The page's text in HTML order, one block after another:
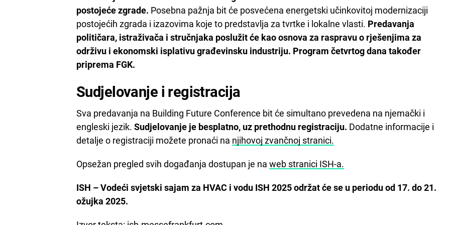
postojeće zgrade. Posebna pažnja bit će posvećena energetski učinkovitoj modernizaciji
postojećih zgrada i izazovima koje to predstavlja za tvrtke i lokalne vlasti. Predavanja
političara, istraživača i stručnjaka poslužit će kao osnova za raspravu o rješenjima za
održivu i ekonomski isplativu građevinsku industriju. Program četvrtog dana također
priprema FGK.
Sudjelovanje i registracija
Sva predavanja na Building Future Conference bit će simultano prevedena na njemački i
engleski jezik. Sudjelovanje je besplatno, uz prethodnu registraciju. Dodatne informacije i
detalje o registraciji možete pronaći na njihovoj zvančnoj stranici.
Opsežan pregled svih događanja dostupan je na web stranici ISH-a.
ISH – Vodeći svjetski sajam za HVAC i vodu ISH 2025 održat će se u periodu od 17. do 21.
ožujka 2025.